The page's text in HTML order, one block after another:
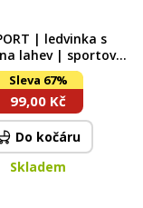
| ledvinka s
lahev | sportovní
na běh, kolo &
| jasně zelené
Sleva 67%
99,00 Kč
Do kočáru
Skladem